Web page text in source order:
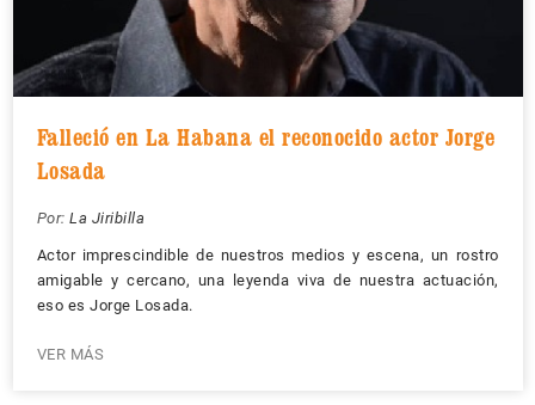
Falleció en La Habana el reconocido actor Jorge
Losada
Por: La Jiribilla
Actor imprescindible de nuestros medios y escena, un rostro
amigable y cercano, una leyenda viva de nuestra actuación,
eso es Jorge Losada.
VER MÁS